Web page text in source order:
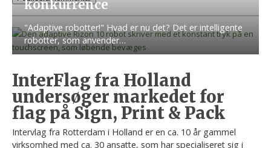
konkurrence
"Adaptive robotter!" Hvad er nu det? Det er intelligente
robotter, som anvender…
InterFlag fra Holland
undersøger markedet for
flag på Sign, Print & Pack
Intervlag fra Rotterdam i Holland er en ca. 10 år gammel
virksomhed med ca. 30 ansatte, som har specialiseret sig i